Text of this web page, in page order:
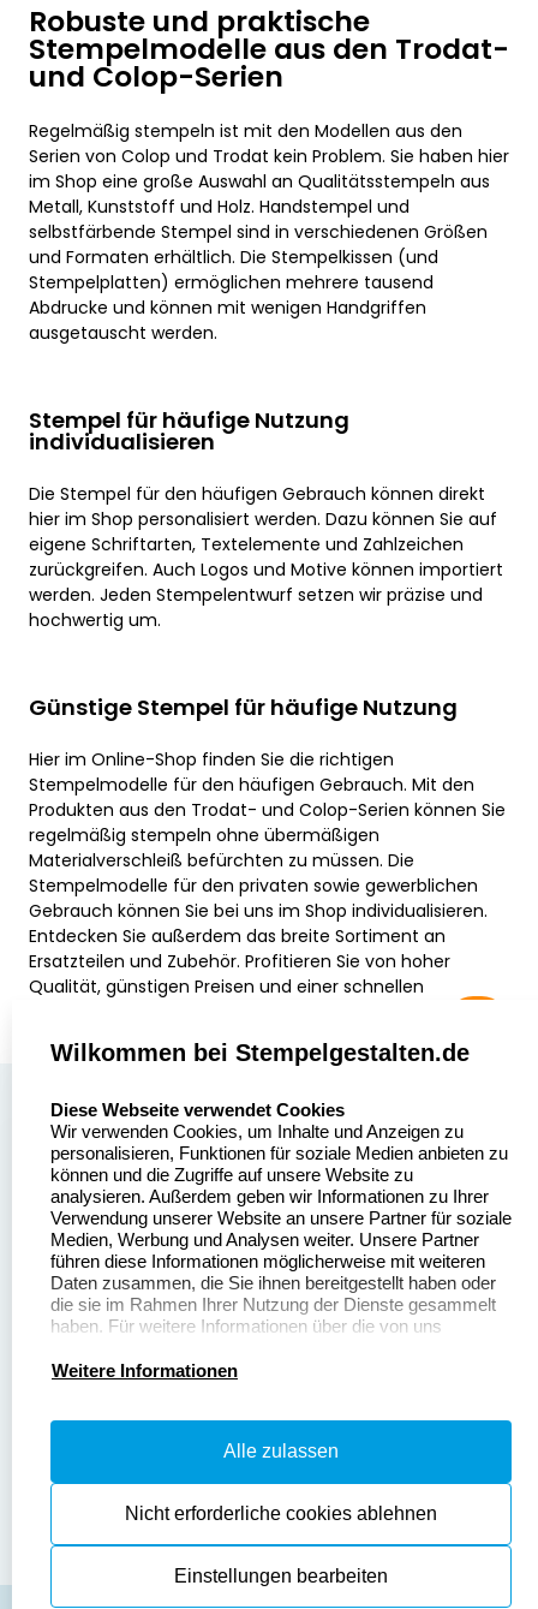
Robuste und praktische
Stempelmodelle aus den Trodat-
und Colop-Serien
Regelmäßig stempeln ist mit den Modellen aus den
Serien von Colop und Trodat kein Problem. Sie haben hier
im Shop eine große Auswahl an Qualitätsstempeln aus
Metall, Kunststoff und Holz. Handstempel und
selbstfärbende Stempel sind in verschiedenen Größen
und Formaten erhältlich. Die Stempelkissen (und
Stempelplatten) ermöglichen mehrere tausend
Abdrucke und können mit wenigen Handgriffen
ausgetauscht werden.
Stempel für häufige Nutzung
individualisieren
Die Stempel für den häufigen Gebrauch können direkt
hier im Shop personalisiert werden. Dazu können Sie auf
eigene Schriftarten, Textelemente und Zahlzeichen
zurückgreifen. Auch Logos und Motive können importiert
werden. Jeden Stempelentwurf setzen wir präzise und
hochwertig um.
Günstige Stempel für häufige Nutzung
Hier im Online-Shop finden Sie die richtigen
Stempelmodelle für den häufigen Gebrauch. Mit den
Produkten aus den Trodat- und Colop-Serien können Sie
regelmäßig stempeln ohne übermäßigen
Materialverschleiß befürchten zu müssen. Die
Stempelmodelle für den privaten sowie gewerblichen
Gebrauch können Sie bei uns im Shop individualisieren.
Entdecken Sie außerdem das breite Sortiment an
Ersatzteilen und Zubehör. Profitieren Sie von hoher
Qualität, günstigen Preisen und einer schnellen
Stempelgestalten.de
Asterlager Straße 97
47228 Duisburg
Deutschland
Über uns
Sitemap
Alle
Stempelinformationen
Dateivorgaben
Fragen & Antworten
Datenschutzerklärung
Widerrufsrecht
Zahlung & Versand
Widerruf & Rückgabe
Disclaimer
Wilkommen bei Stempelgestalten.de
Diese Webseite verwendet Cookies
Wir verwenden Cookies, um Inhalte und Anzeigen zu
personalisieren, Funktionen für soziale Medien anbieten zu
können und die Zugriffe auf unsere Website zu
analysieren. Außerdem geben wir Informationen zu Ihrer
Verwendung unserer Website an unsere Partner für soziale
Medien, Werbung und Analysen weiter. Unsere Partner
führen diese Informationen möglicherweise mit weiteren
Daten zusammen, die Sie ihnen bereitgestellt haben oder
die sie im Rahmen Ihrer Nutzung der Dienste gesammelt
haben. Für weitere Informationen über die von uns
Datenschutzerklärung.
Weitere Informationen
Alle zulassen
Nicht erforderliche cookies ablehnen
Einstellungen bearbeiten